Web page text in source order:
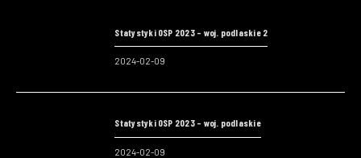
Statystyki OSP 2023 – woj. podlaskie 2
2024-02-09
Statystyki OSP 2023 – woj. podlaskie
2024-02-09